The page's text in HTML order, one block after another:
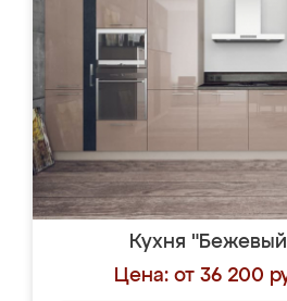
Кухня
Цена: от 36 200